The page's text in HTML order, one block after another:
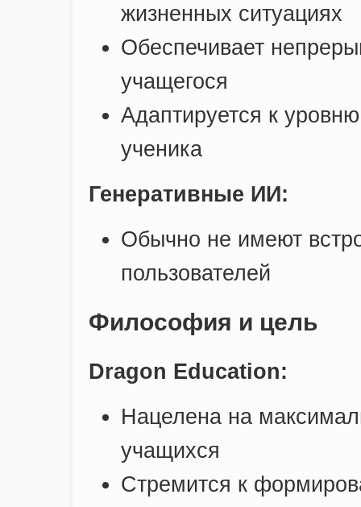
жизненных ситуациях
Обеспечивает
учащегося
Адаптируется к
ученика
Генеративные ИИ:
Обычно не имеют
пользователей
Философия и цель
Dragon Education:
Нацелена на
учащихся
Стремится к